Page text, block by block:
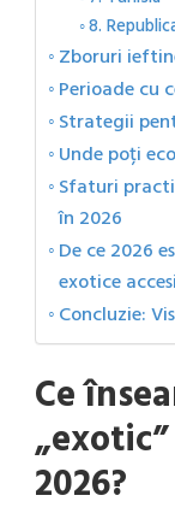
8.
Zboruri
Perioade cu
Strategii
Unde poți
Sfaturi
în 2026
De ce 2026
exotice
Concluzie:
Ce
2026?